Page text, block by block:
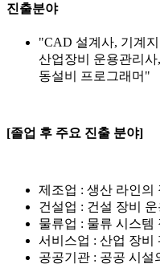
진출분야
"CAD 설계사, 기계
산업장비 운용관리
동설비 프로그래머"
[졸업 후 주요 진출 분야]
제조업 : 생산 라인의
건설업 : 건설 장비
물류업 : 물류 시스템
서비스업 : 산업 장비
공공기관 : 공공 시설